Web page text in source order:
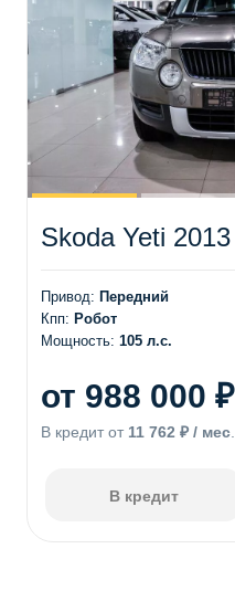
Skoda Yeti 2013
Привод: Передний
Кпп: Робот
Мощность: 105 л.с.
от 988 000 ₽
В кредит от 11 762 ₽ / мес
В кредит